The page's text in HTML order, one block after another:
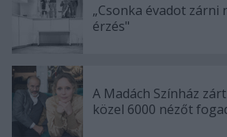
„Csonka évadot zárni
érzés"
A Madách Színház
közel 6000 nézőt